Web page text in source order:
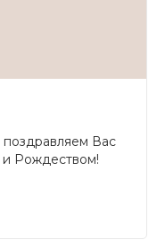
Вас
Рождеством!